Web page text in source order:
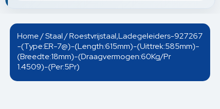
Home/Staal/ Roestvrijstaal,Ladegeleiders-927267
-(Type:ER-7@)-(Length:615mm)-(Uittrek:585mm)-
(Breedte:18mm)-(Draagvermogen:60Kg/Pr
1.4509)-(Per:5Pr)